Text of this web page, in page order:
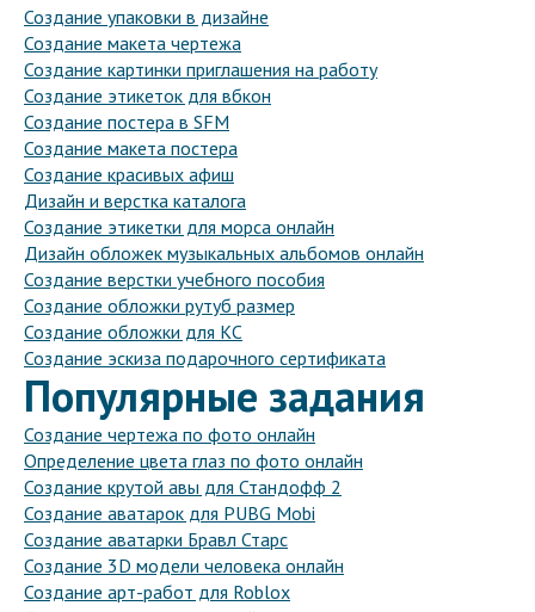
Создание упаковки в дизайне
Создание макета чертежа
Создание картинки приглашения на работу
Создание этикеток для вбкон
Создание постера в SFM
Создание макета постера
Создание красивых афиш
Дизайн и верстка каталога
Создание этикетки для морса онлайн
Дизайн обложек музыкальных альбомов онлайн
Создание верстки учебного пособия
Создание обложки рутуб размер
Создание обложки для КС
Создание эскиза подарочного сертификата
Популярные задания
Создание чертежа по фото онлайн
Определение цвета глаз по фото онлайн
Создание крутой авы для Стандофф 2
Создание аватарок для PUBG Mobi
Создание аватарки Бравл Старс
Создание 3D модели человека онлайн
Создание арт-работ для Roblox